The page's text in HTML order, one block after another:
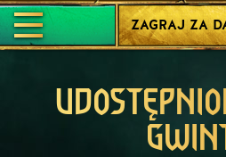
ZAGRAJ ZA